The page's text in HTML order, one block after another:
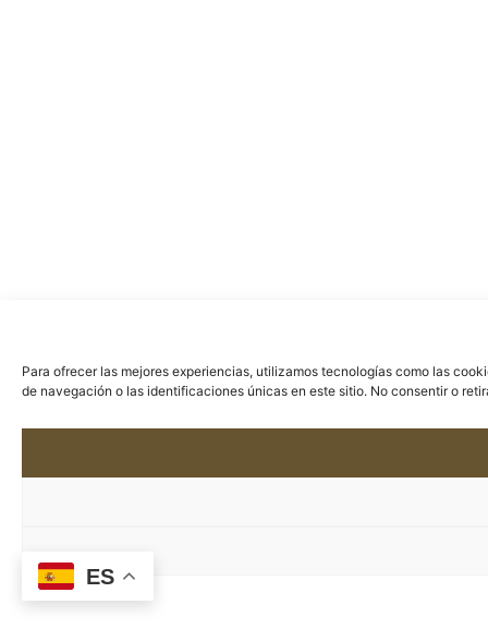
Para ofrecer las mejores experiencias, utilizamos tecnologías como las
de navegación o las identificaciones únicas en este sitio. No consentir o
ES